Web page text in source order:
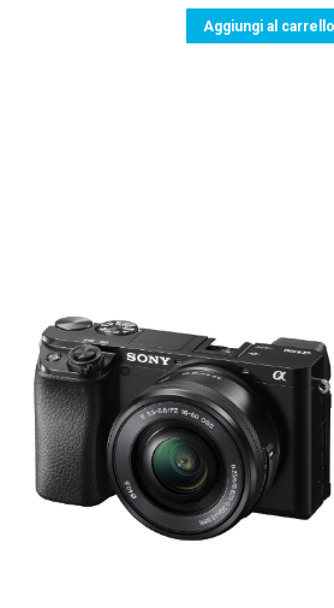
prezzo
Aggiungi al carrello